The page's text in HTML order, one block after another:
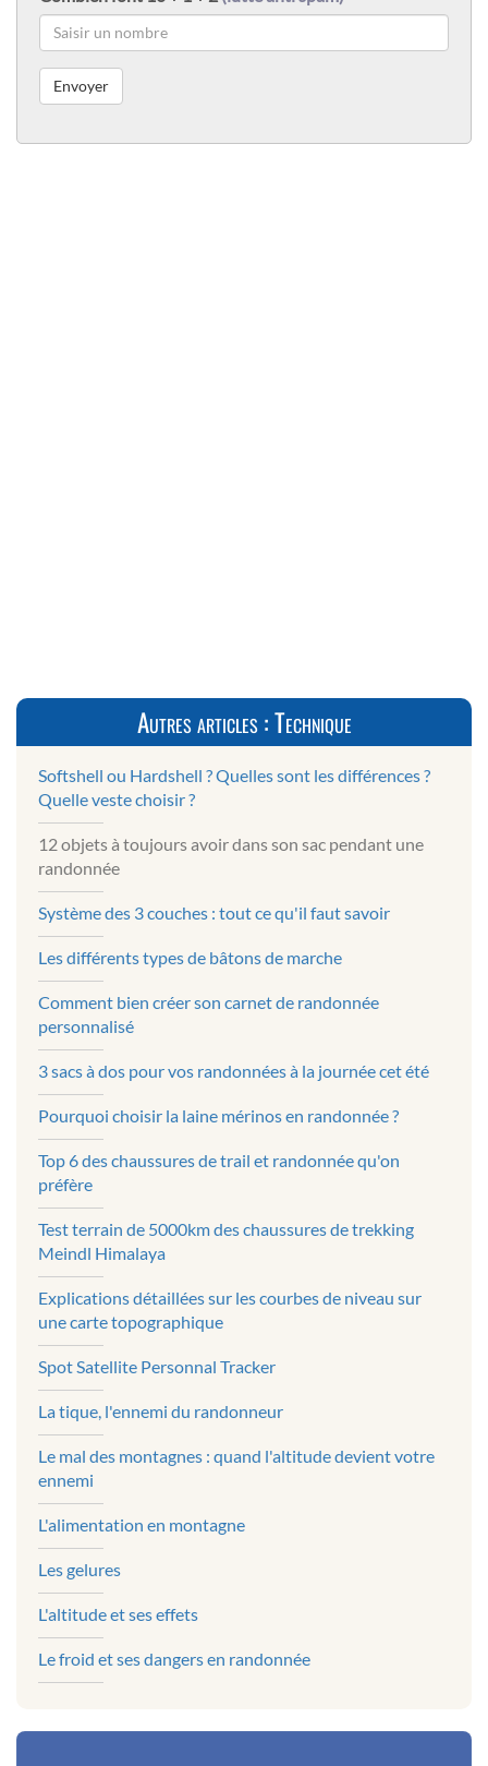
Autres articles : Technique
Softshell ou Hardshell ? Quelles sont les différences ?
Quelle veste choisir ?
12 objets à toujours avoir dans son sac pendant une
randonnée
Système des 3 couches : tout ce qu'il faut savoir
Les différents types de bâtons de marche
Comment bien créer son carnet de randonnée
personnalisé
3 sacs à dos pour vos randonnées à la journée cet été
Pourquoi choisir la laine mérinos en randonnée ?
Top 6 des chaussures de trail et randonnée qu'on
préfère
Test terrain de 5000km des chaussures de trekking
Meindl Himalaya
Explications détaillées sur les courbes de niveau sur
une carte topographique
Spot Satellite Personnal Tracker
La tique, l'ennemi du randonneur
Le mal des montagnes : quand l'altitude devient votre
ennemi
L'alimentation en montagne
Les gelures
L'altitude et ses effets
Le froid et ses dangers en randonnée